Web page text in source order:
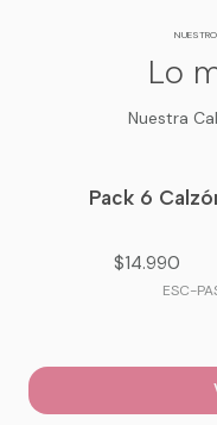
Lo
Nuestra
Pack 6
$14.990
ESC-